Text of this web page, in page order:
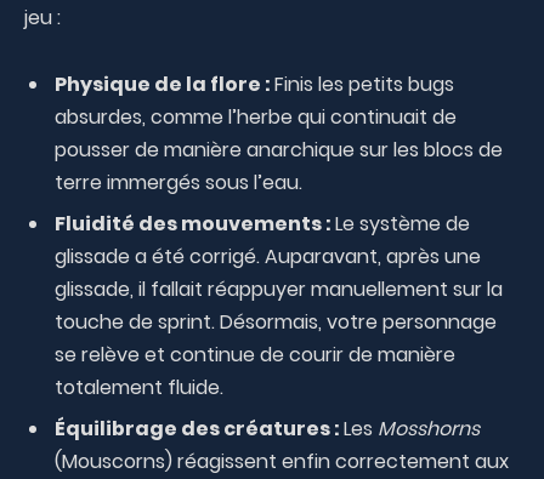
jeu :
Physique de la flore :Finis les petits bugs
absurdes, comme l’herbe qui continuait de
pousser de manière anarchique sur les blocs de
terre immergés sous l’eau.
Fluidité des mouvements :Le système de
glissade a été corrigé. Auparavant, après une
glissade, il fallait réappuyer manuellement sur la
touche de sprint. Désormais, votre personnage
se relève et continue de courir de manière
totalement fluide.
Équilibrage des créatures :Les Mosshorns
(Mouscorns) réagissent enfin correctement aux